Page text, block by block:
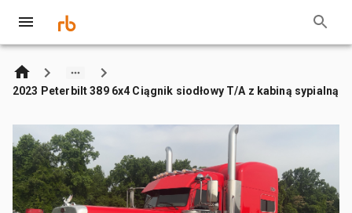
2023 Peterbilt 389 6x4 Ciągnik siodłowy T/A z kabiną sypialną